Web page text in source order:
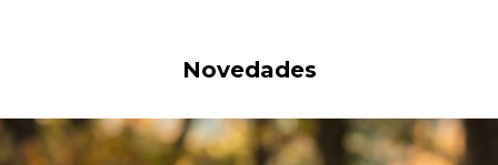
Novedades